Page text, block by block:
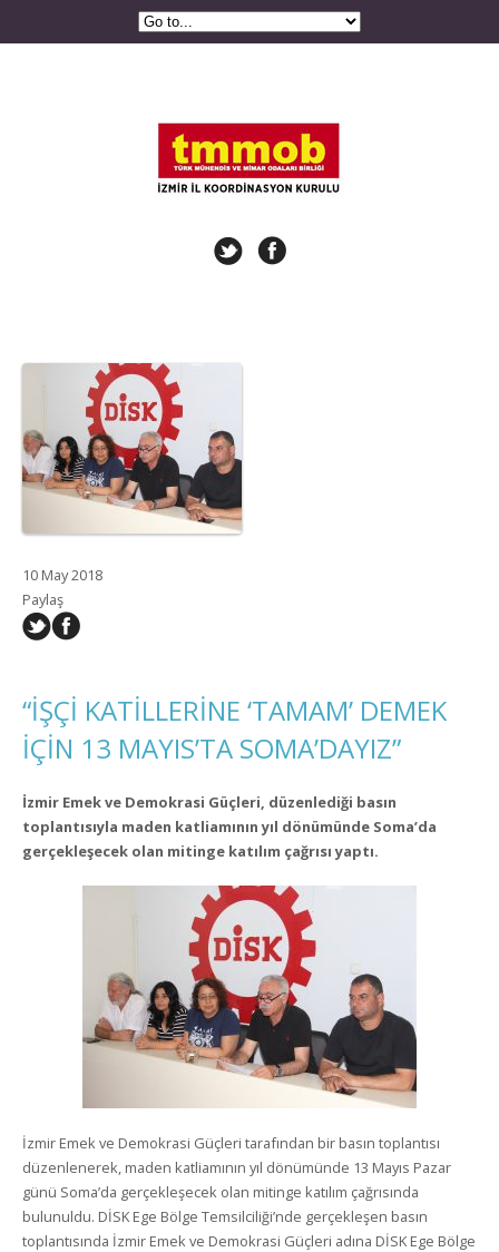
10 May 2018
Paylaş
“İŞÇİ KATİLLERİNE ‘TAMAM’ DEMEK
İÇİN 13 MAYIS’TA SOMA’DAYIZ”
İzmir Emek ve Demokrasi Güçleri, düzenlediği basın
toplantısıyla maden katliamının yıl dönümünde Soma’da
gerçekleşecek olan mitinge katılım çağrısı yaptı.
İzmir Emek ve Demokrasi Güçleri tarafından bir basın toplantısı
düzenlenerek, maden katliamının yıl dönümünde 13 Mayıs Pazar
günü Soma’da gerçekleşecek olan mitinge katılım çağrısında
bulunuldu. DİSK Ege Bölge Temsilciliği’nde gerçekleşen basın
toplantısında İzmir Emek ve Demokrasi Güçleri adına DİSK Ege Bölge